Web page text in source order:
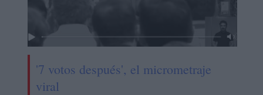
'7 votos después', el micrometraje
viral